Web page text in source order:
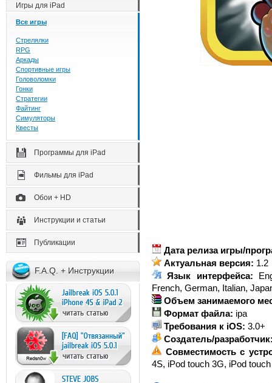
Игры для iPad
Все игры
Стрелялки
RPG
Аркады
Спортивные игры
Головоломки
Гонки
Стратегии
Файтинг
Симуляторы
Квесты
Программы для iPad
Фильмы для iPad
Обои + HD
Инструкции и статьи
Публикации
F.A.Q. + Инструкции
Дата релиза игры/
Актуальная версия: 1.2
Язык интерфейса:
French, German, Italian,
Объем занимаемого
Формат файла: ipa
Требования к iOS: 3.0+
Создатель/
Совместимость с
4S, iPod touch 3G, iPod